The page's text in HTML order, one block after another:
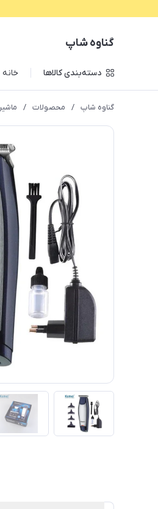
گناوه شاپ
دسته‌بندی کالاها خانه
گناوه شاپ / محصولات /